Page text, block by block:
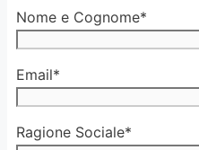
Nome e Cognome*
Email*
Ragione Sociale*